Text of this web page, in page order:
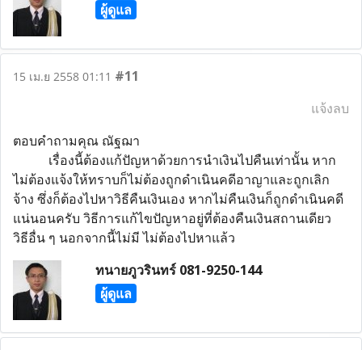
ผู้ดูแล
15 เม.ย 2558 01:11 #11
แจ้งลบ
ตอบคำถามคุณ ณัฐฌา
เรื่องนี้ต้องแก้ปัญหาด้วยการนำเงินไปคืนเท่านั้น หาก
ไม่ต้องแจ้งให้ทราบก็ไม่ต้องถูกดำเนินคดีอาญาและถูกเลิก
จ้าง ซึ่งก็ต้องไปหาวิธีคืนเงินเอง หากไม่คืนเงินก็ถูกดำเนินคดี
แน่นอนครับ วิธีการแก้ไขปัญหาอยู่ที่ต้องคืนเงินสถานเดียว
วิธีอื่น ๆ นอกจากนี้ไม่มี ไม่ต้องไปหาแล้ว
ทนายภูวรินทร์ 081-9250-144
ผู้ดูแล